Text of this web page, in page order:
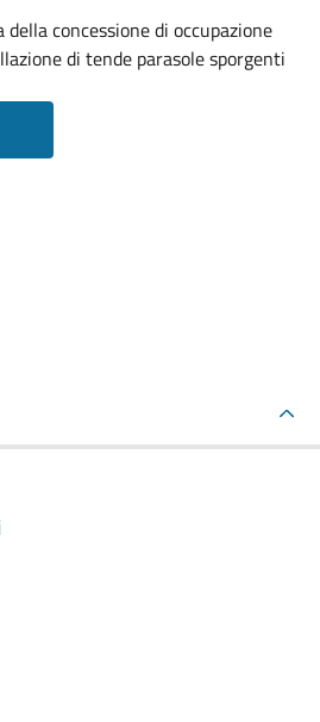
concessione di occupazione
di tende parasole sporgenti